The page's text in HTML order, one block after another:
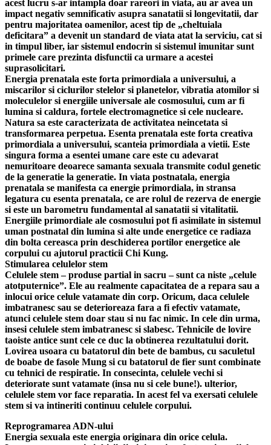
acest lucru s-ar intampla doar rareori in viata, au ar avea un
impact negativ semnificativ asupra sanatatii si longevitatii, dar
pentru majoritatea oamenilor, acest tip de „cheltuiala
deficitara” a devenit un standard de viata atat la serviciu, cat si
in timpul liber, iar sistemul endocrin si sistemul imunitar sunt
primele care prezinta disfunctii ca urmare a acestei
suprasolicitari.
Energia prenatala este forta primordiala a universului, a
miscarilor si ciclurilor stelelor si planetelor, vibratia atomilor si
moleculelor si energiile universale ale cosmosului, cum ar fi
lumina si caldura, fortele electromagnetice si cele nucleare.
Natura sa este caracterizata de activitatea neincetata si
transformarea perpetua. Esenta prenatala este forta creativa
primordiala a universului, scanteia primordiala a vietii. Este
singura forma a esentei umane care este cu adevarat
nemuritoare deoarece samanta sexuala transmite codul genetic
de la generatie la generatie. In viata postnatala, energia
prenatala se manifesta ca energie primordiala, in stransa
legatura cu esenta prenatala, ce are rolul de rezerva de energie
si este un barometru fundamental al sanatatii si vitalitatii.
Energiile primordiale ale cosmosului pot fi asimilate in sistemul
uman postnatal din lumina si alte unde energetice ce radiaza
din bolta cereasca prin deschiderea portilor energetice ale
corpului cu ajutorul practicii Chi Kung.
Stimularea celulelor stem
Celulele stem – produse partial in sacru – sunt ca niste „celule
atotputernice”. Ele au realmente capacitatea de a repara sau a
inlocui orice celule vatamate din corp. Oricum, daca celulele
imbatranesc sau se deterioreaza fara a fi efectiv vatamate,
atunci celulele stem doar stau si nu fac nimic. In cele din urma,
insesi celulele stem imbatranesc si slabesc. Tehnicile de lovire
taoiste antice sunt cele ce duc la obtinerea rezultatului dorit.
Lovirea usoara cu batatorul din bete de bambus, cu saculetul
de boabe de fasole Mung si cu batatorul de fier sunt combinate
cu tehnici de respiratie. In consecinta, celulele vechi si
deteriorate sunt vatamate (insa nu si cele bune!). ulterior,
celulele stem vor face reparatia. In acest fel va exersati celulele
stem si va intineriti continuu celulele corpului.
Reprogramarea ADN-ului
Energia sexuala este energia originara din orice celula.